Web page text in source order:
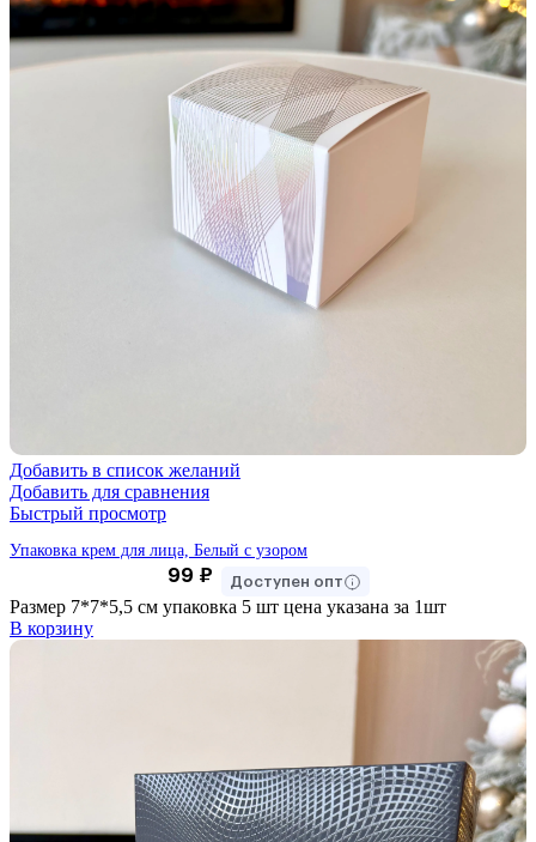
Добавить в список желаний
Добавить для сравнения
Быстрый просмотр
Упаковка крем для лица, Белый с узором
99 ₽ Доступен опт
Размер 7*7*5,5 см упаковка 5 шт цена указана за 1шт
В корзину